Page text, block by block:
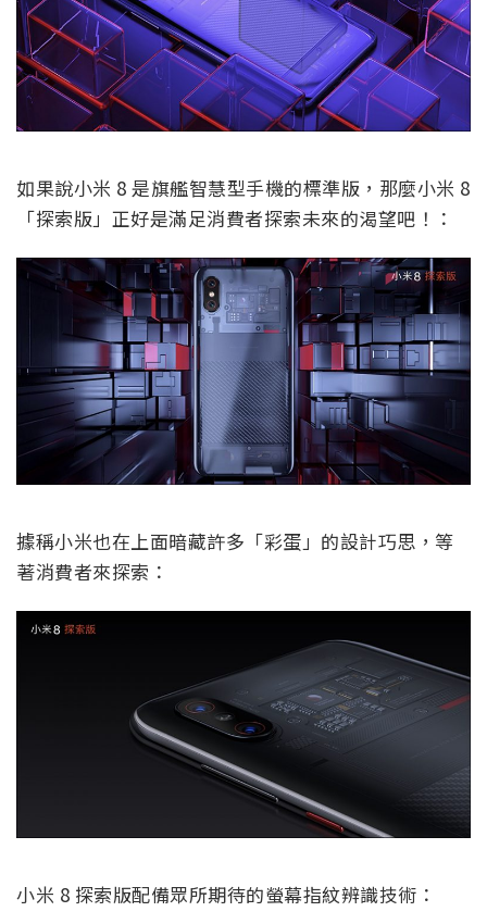
如果說小米 8 是旗艦智慧型手機的標準版，那麼小米 8
「探索版」正好是滿足消費者探索未來的渴望吧！：
據稱小米也在上面暗藏許多「彩蛋」的設計巧思，等
著消費者來探索：
小米 8 探索版配備眾所期待的螢幕指紋辨識技術：